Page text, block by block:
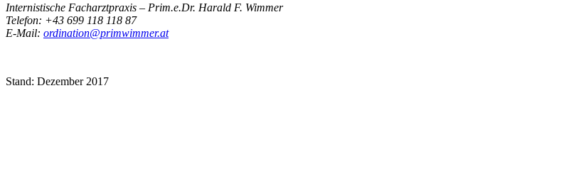
Internistische Facharztpraxis – Prim.e.Dr. Harald F. Wimmer
Telefon: +43 699 118 118 87
E-Mail: ordination@primwimmer.at
Stand: Dezember 2017